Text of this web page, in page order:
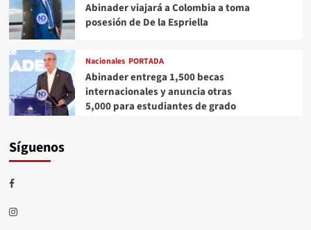
Abinader viajará a Colombia a toma
posesión de De la Espriella
Nacionales PORTADA
Abinader entrega 1,500 becas
internacionales y anuncia otras
5,000 para estudiantes de grado
Síguenos